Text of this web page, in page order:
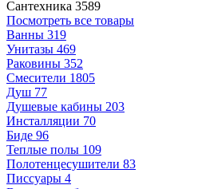
Сантехника 3589
Посмотреть все товары
Ванны 319
Унитазы 469
Раковины 352
Смесители 1805
Душ 77
Душевые кабины 203
Инсталляции 70
Биде 96
Теплые полы 109
Полотенцесушители 83
Писсуары 4